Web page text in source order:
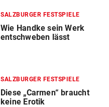
SALZBURGER FESTSPIELE
Wie Handke sein Werk
entschweben lässt
SALZBURGER FESTSPIELE
Diese „Carmen“ braucht
keine Erotik